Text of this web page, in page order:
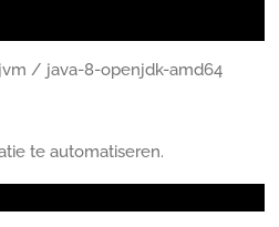
/ java-8-openjdk-amd64
te automatiseren.